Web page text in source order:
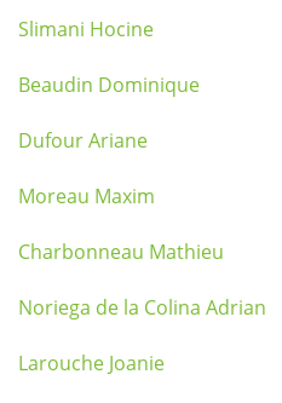
Slimani Hocine
Beaudin Dominique
Dufour Ariane
Moreau Maxim
Charbonneau Mathieu
Noriega de la Colina Adrian
Larouche Joanie